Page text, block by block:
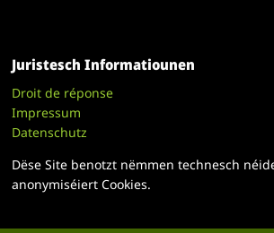
Juristesch Informatiounen
Droit de réponse
Impressum
Datenschutz
Dëse Site benotzt nëmmen technesch
anonymiséiert Cookies.